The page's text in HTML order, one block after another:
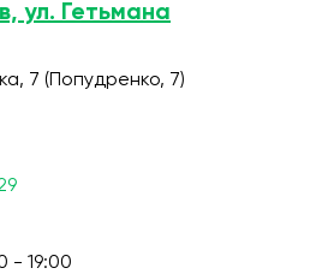
ул. Гетьмана
7 (Попудренко, 7)
- 19:00